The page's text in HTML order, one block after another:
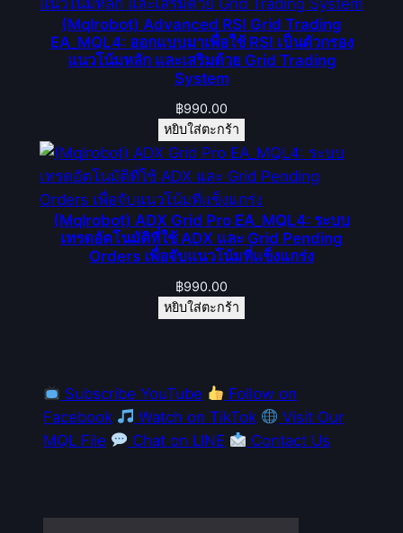
(Mqlrobot) Advanced RSI Grid Trading
EA_MQL4: ออกแบบมาเพื่อใช้ RSI เป็นตัวกรอง
แนวโน้มหลัก และเสริมด้วย Grid Trading
System
฿990.00
หยิบใส่ตะกร้า
(Mqlrobot) ADX Grid Pro EA_MQL4: ระบบ
เทรดอัตโนมัติที่ใช้ ADX และ Grid Pending
Orders เพื่อจับแนวโน้มที่แข็งแกร่ง
฿990.00
หยิบใส่ตะกร้า
Subscribe YouTube
Follow on
Facebook
Watch on TikTok
Visit Our
MQL File
Chat on LINE Contact Us